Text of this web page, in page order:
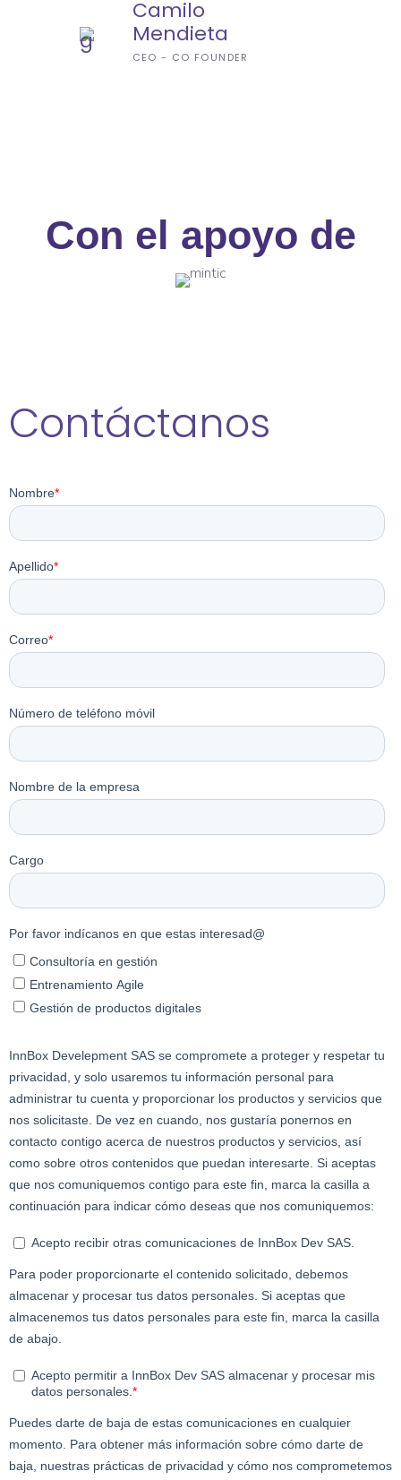
Camilo
Mendieta
CEO - CO FOUNDER
Con el apoyo de
Contáctanos